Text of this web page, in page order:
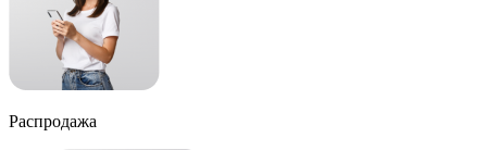
Распродажа